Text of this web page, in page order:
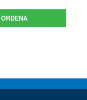
original
era:
precio
actual